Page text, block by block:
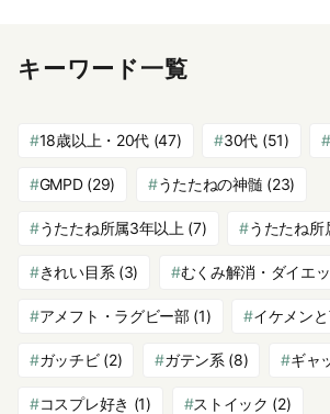
キーワード一覧
18歳以上・20代 (47) 30代 (51)
GMPD(29) うたたねの神髄 (23)
うたたね所属3年以上 (7) うたたね所
きれい目系 (3) むくみ解消・ダイエ
アメフト・ラグビー部(1) イケメン
ガッチビ(2) ガテン系 (8) ギャ
コスプレ好き (1) ストイック (2)